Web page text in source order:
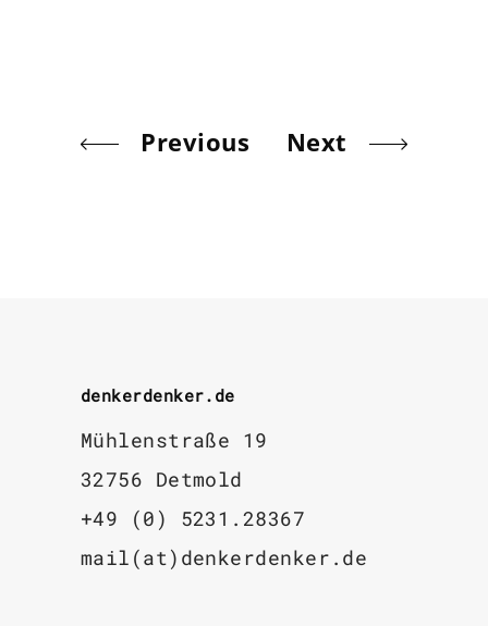
Previous Next
denkerdenker.de
Mühlenstraße 19
32756 Detmold
+49 (0) 5231.28367
mail(at)denkerdenker.de